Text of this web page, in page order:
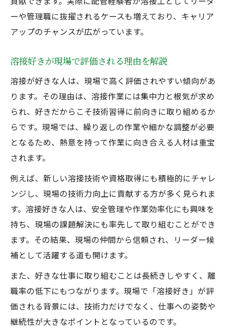
未経験でも目指せる溶接工の魅力を解説
未経験から溶接好きになるきっかけとは
配管経験がなくても活躍できる理由を紹介
溶接工未経験者向けの資格取得方法とは
未経験から配管経験者を目指すステップ
健康管理も重要な溶接工の現場事情
溶接工が注意すべき職業病と予防策解説
配管経験者の健康管理術と現場の工夫
現場で求められる安全対策のポイント
溶接工の寿命を意識した働き方の工夫
ーや管理職に抜擢されるケースも増えており、キャリア
アップのチャンスが広がっています。
溶接好きが現場で評価される理由を解説
溶接が好きな人は、現場で高く評価されやすい傾向があ
ります。その理由は、溶接作業には集中力と根気が求め
られ、好きだからこそ技術習得に前向きに取り組めるか
らです。現場では、繰り返しの作業や細かな調整が必要
となるため、熱意を持って作業に向き合える人材は重宝
されます。
例えば、新しい溶接技術や資格取得にも積極的にチャレ
ンジし、現場の技術力向上に貢献する方が多く見られま
す。溶接好きな人は、安全管理や作業効率化にも興味を
持ち、現場の課題解決にも率先して取り組むことができ
ます。その結果、現場の仲間から信頼され、リーダー候
補として活躍する道も開けます。
また、好きな仕事に取り組むことは長続きしやすく、離
職率の低下にもつながります。現場で「溶接好き」が評
価される背景には、技術力だけでなく、仕事への姿勢や
継続性が大きなポイントとなっているのです。